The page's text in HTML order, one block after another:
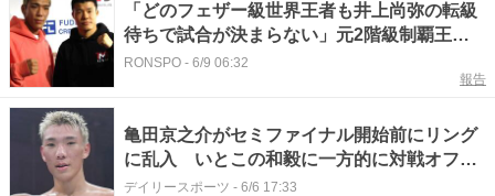
「どのフェザー級世界王者も井上尚弥の転級
待ちで試合が決まらない」元2階級制覇王者
の亀田和毅が1年以上も再起戦が決まらない
理由とは…いとこの亀田京之介からの“挑戦
RONSPO - 6/9 06:32
報告
亀田京之介がセミファイナル開始前にリング
に乱入 いとこの和毅に一方的に対戦オファ
ー「おれがやったろうかな」
デイリースポーツ - 6/6 17:33